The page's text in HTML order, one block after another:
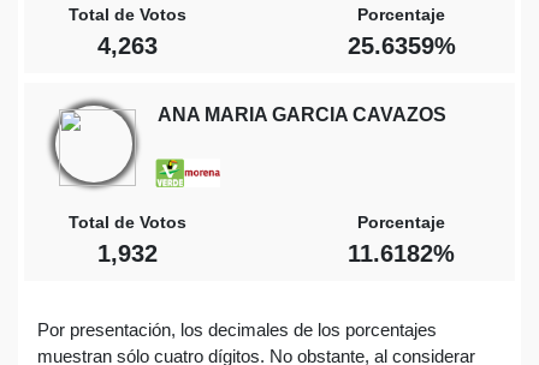
Total de Votos
4,263
Porcentaje
25.6359%
ANA MARIA GARCIA CAVAZOS
Total de Votos
1,932
Porcentaje
11.6182%
Por presentación, los decimales de los porcentajes
muestran sólo cuatro dígitos. No obstante, al considerar